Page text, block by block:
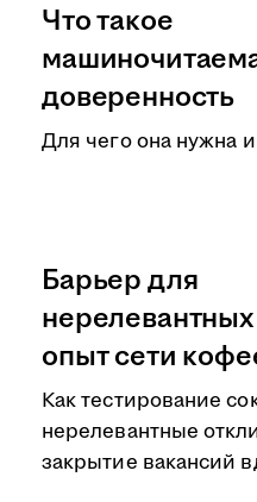
Что такое
доверенность
Для чего она нужна
Барьер для
опыт сети
Как тестирование
нерелевантные
закрытие вакансий